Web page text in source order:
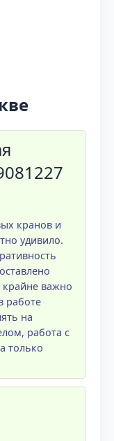
кранов и
удивило.
важно
работе
на
работа с
только